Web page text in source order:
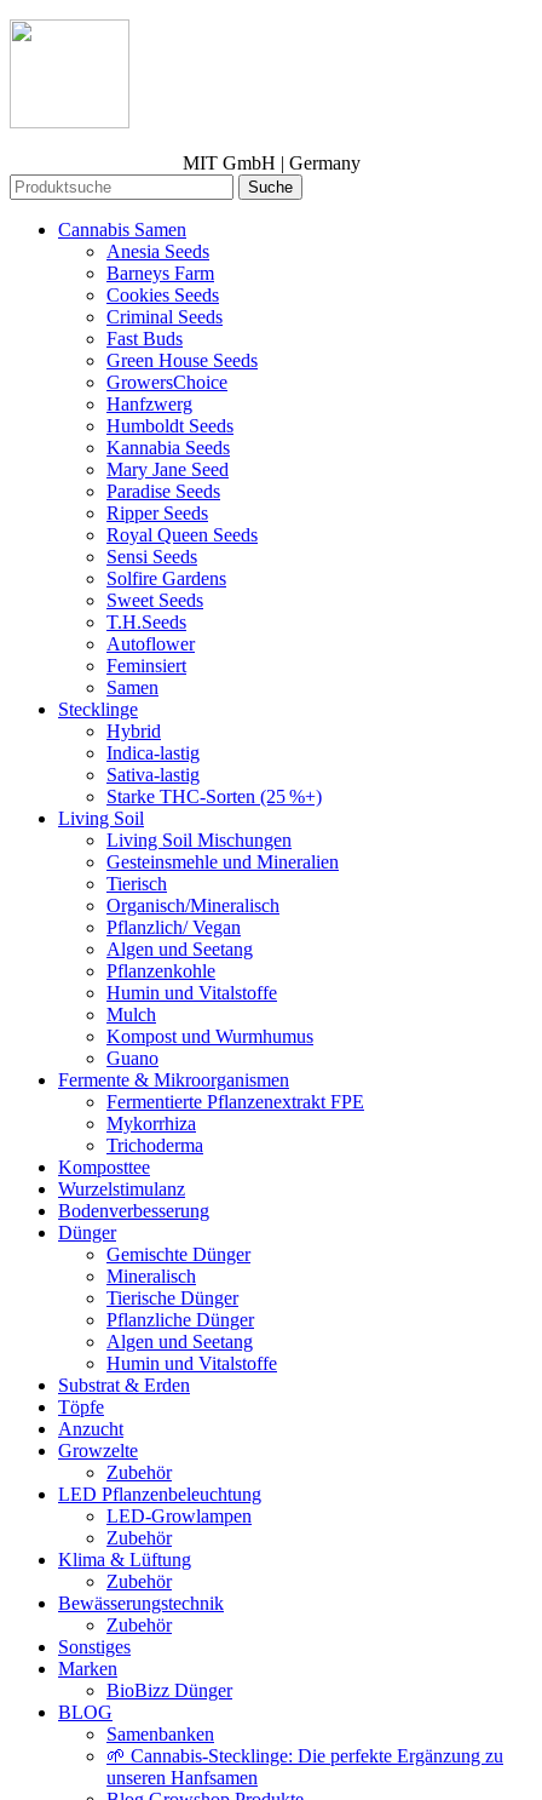
MIT GmbH | Germany
Suche
Cannabis Samen
Anesia Seeds
Barneys Farm
Cookies Seeds
Criminal Seeds
Fast Buds
Green House Seeds
GrowersChoice
Hanfzwerg
Humboldt Seeds
Kannabia Seeds
Mary Jane Seed
Paradise Seeds
Ripper Seeds
Royal Queen Seeds
Sensi Seeds
Solfire Gardens
Sweet Seeds
T.H.Seeds
Autoflower
Feminsiert
Samen
Stecklinge
Hybrid
Indica-lastig
Sativa-lastig
Starke THC-Sorten (25 %+)
Living Soil
Living Soil Mischungen
Gesteinsmehle und Mineralien
Tierisch
Organisch/Mineralisch
Pflanzlich/ Vegan
Algen und Seetang
Pflanzenkohle
Humin und Vitalstoffe
Mulch
Kompost und Wurmhumus
Guano
Fermente & Mikroorganismen
Fermentierte Pflanzenextrakt FPE
Mykorrhiza
Trichoderma
Komposttee
Wurzelstimulanz
Bodenverbesserung
Dünger
Gemischte Dünger
Mineralisch
Tierische Dünger
Pflanzliche Dünger
Algen und Seetang
Humin und Vitalstoffe
Substrat & Erden
Töpfe
Anzucht
Growzelte
Zubehör
LED Pflanzenbeleuchtung
LED-Growlampen
Zubehör
Klima & Lüftung
Zubehör
Bewässerungstechnik
Zubehör
Sonstiges
Marken
BioBizz Dünger
BLOG
Samenbanken
🌱 Cannabis-Stecklinge: Die perfekte Ergänzung zu
unseren Hanfsamen